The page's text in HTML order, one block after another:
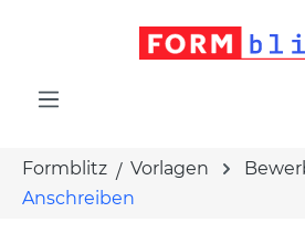
Formblitz Vorlagen
Anschreiben